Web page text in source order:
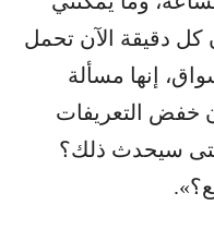
كل دقيقة الآن تحمل
إنها مسألة
خفض التعريفات
سيحدث ذلك؟